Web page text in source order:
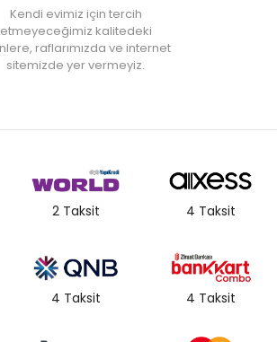
Kendi evimiz için tercih
etmeyeceğimiz kalitedeki
raflarımızda ve internet
sitemizde yer vermeyiz.
2 Taksit 4 Taksit
4 Taksit 4 Taksit